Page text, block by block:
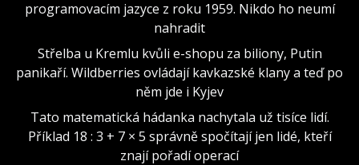
programovacím jazyce z roku 1959. Nikdo ho neumí
nahradit
Střelba u Kremlu kvůli e-shopu za biliony, Putin
panikaří. Wildberries ovládají kavkazské klany a teď po
něm jde i Kyjev
Tato matematická hádanka nachytala už tisíce lidí.
Příklad 18 : 3 + 7 × 5 správně spočítají jen lidé, kteří
znají pořadí operací